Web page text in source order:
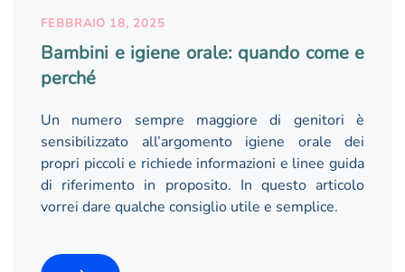
FEBBRAIO 18, 2025
Bambini e igiene orale: quando come e
perché
Un numero sempre maggiore di genitori è
sensibilizzato all’argomento igiene orale dei
propri piccoli e richiede informazioni e linee guida
di riferimento in proposito. In questo articolo
vorrei dare qualche consiglio utile e semplice.